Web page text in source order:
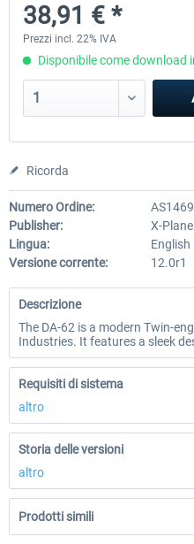
38,91 € *
38,91 € *
Prezzi incl. 22% IVA
Disponibile come download
Ricorda
Numero Ordine:
Publisher:
X-
Lingua:
English
Versione corrente:
12.0r1
Descrizione
The DA-62 is a modern Twin-
Industries. It features a sleek
Requisiti di sistema
altro
Storia delle versioni
altro
Prodotti simili